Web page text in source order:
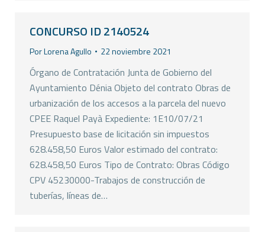
CONCURSO ID 2140524
PorLorena Agullo 22 noviembre 2021
Órgano de Contratación Junta de Gobierno del
Ayuntamiento Dénia Objeto del contrato Obras de
urbanización de los accesos a la parcela del nuevo
CPEE Raquel Payà Expediente: 1E10/07/21
Presupuesto base de licitación sin impuestos
628.458,50 Euros Valor estimado del contrato:
628.458,50 Euros Tipo de Contrato: Obras Código
CPV 45230000-Trabajos de construcción de
tuberías, líneas de…